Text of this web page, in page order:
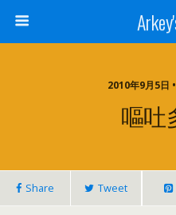
2010年9月5
嘔吐
Share Tweet